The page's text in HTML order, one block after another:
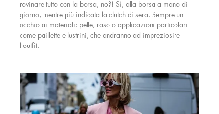
rovinare tutto con la borsa, no?! Sì, alla borsa a mano di
giorno, mentre più indicata la clutch di sera. Sempre un
occhio ai materiali: pelle, raso o applicazioni particolari
come paillette e lustrini, che andranno ad impreziosire
l’outfit.